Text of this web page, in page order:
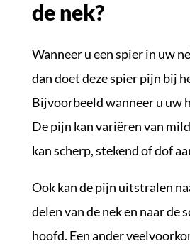
de nek?
Wanneer u een spier in uw
dan doet deze spier pijn bij
Bijvoorbeeld wanneer u uw
De pijn kan variëren van
kan scherp, stekend of dof
Ook kan de pijn uitstralen
delen van de nek en naar de
hoofd. Een ander